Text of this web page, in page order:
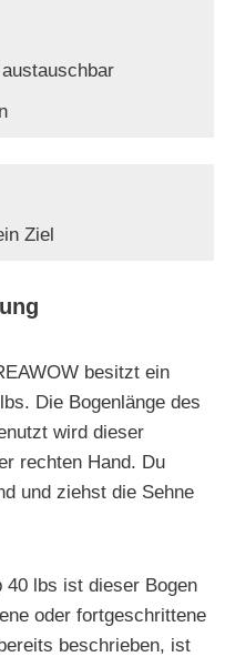
Ziel
besitzt ein
Die Bogenlänge des
wird dieser
rechten Hand. Du
und ziehst die Sehne
40 lbs ist dieser Bogen
oder fortgeschrittene
beschrieben, ist